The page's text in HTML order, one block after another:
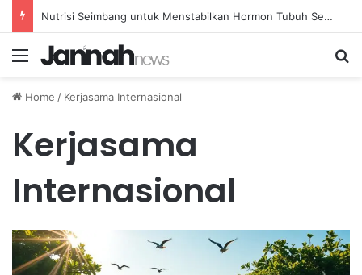
Nutrisi Seimbang untuk Menstabilkan Hormon Tubuh Secara Alami dan Aman Setiap Hari
Menu
Home / Kerjasama Internasional
Kerjasama
Internasional